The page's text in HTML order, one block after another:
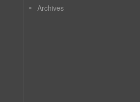
Archives